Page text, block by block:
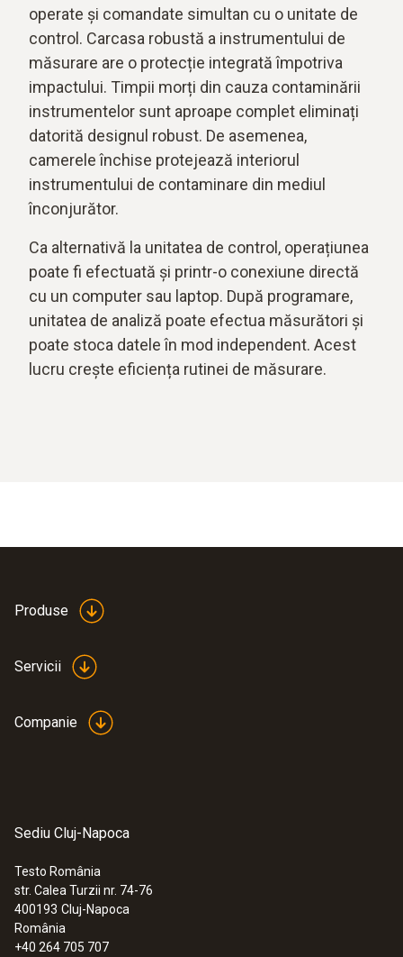
operate și comandate simultan cu o unitate de
control. Carcasa robustă a instrumentului de
măsurare are o protecție integrată împotriva
impactului. Timpii morți din cauza contaminării
instrumentelor sunt aproape complet eliminați
datorită designul robust. De asemenea,
camerele închise protejează interiorul
instrumentului de contaminare din mediul
înconjurător.
Ca alternativă la unitatea de control, operațiunea
poate fi efectuată și printr-o conexiune directă
cu un computer sau laptop. După programare,
unitatea de analiză poate efectua măsurători și
poate stoca datele în mod independent. Acest
lucru crește eficiența rutinei de măsurare.
Produse
Servicii
Companie
Sediu Cluj-Napoca
Testo România
str. Calea Turzii nr. 74-76
400193 Cluj-Napoca
România
+40 264 705 707